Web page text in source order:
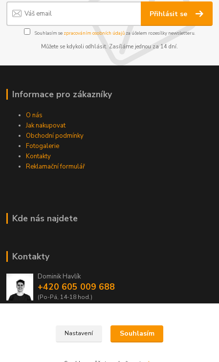
Přihlásit se
Souhlasím se zpracováním osobních údajůza účelem rozesílky newsletteru.
Můžete se kdykoli odhlásit. Zasíláme jednou za 14 dní.
Informace pro zákazníky
O nás
Jak nakupovat
Obchodní podmínky
Fotogalerie
Kontakty
Reklamační formulář
Kde nás najdete
Kontakty
Dominik Havlík
+420 605 009 688
(Po-Pá, 14-18 hod.)
Nastavení Souhlasím